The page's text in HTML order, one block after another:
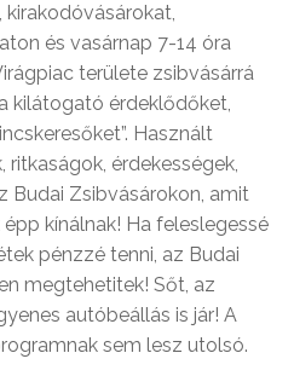
és vasárnap 7-14 óra
területe zsibvásárrá
kilátogató érdeklődőket,
Használt
ritkaságok, érdekességek,
Budai Zsibvásárokon, amit
kínálnak! Ha feleslegessé
pénzzé tenni, az Budai
megtehetitek! Sőt, az
autóbeállás is jár! A
sem lesz utolsó.